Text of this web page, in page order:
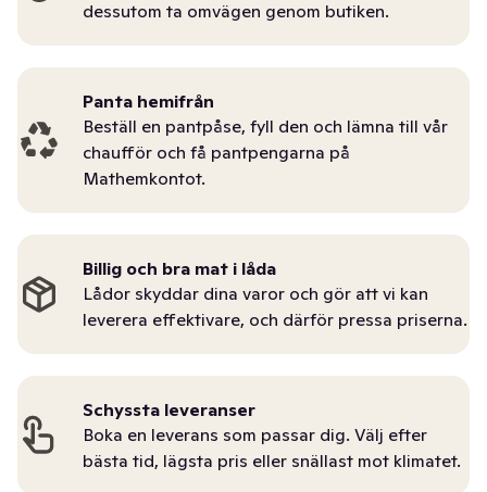
dessutom ta omvägen genom butiken.
Panta hemifrån
Beställ en pantpåse, fyll den och lämna till vår
chaufför och få pantpengarna på
Mathemkontot.
Billig och bra mat i låda
Lådor skyddar dina varor och gör att vi kan
leverera effektivare, och därför pressa priserna.
Schyssta leveranser
Boka en leverans som passar dig. Välj efter
bästa tid, lägsta pris eller snällast mot klimatet.